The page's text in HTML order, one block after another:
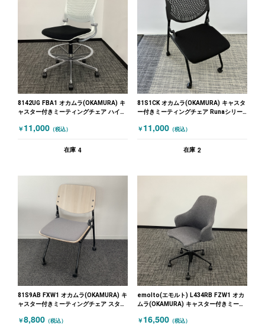
8142UG FBA1 オカムラ(OKAMURA) キ
ャスター付きミーティングチェア ハイチ
￥ 11,000 （税込）
在庫 4
81S1CK オカムラ(OKAMURA) キャスタ
ー付きミーティングチェア Runaシリー
￥ 11,000 （税込）
在庫 2
81S9AB FXW1 オカムラ(OKAMURA) キ
ャスター付きミーティングチェア スタッ
（ナチュラル）
￥8,800 （税込）
emolto(エモルト) L434RB FZW1 オカ
ムラ(OKAMURA) キャスター付きミーテ
￥ 16,500 （税込）